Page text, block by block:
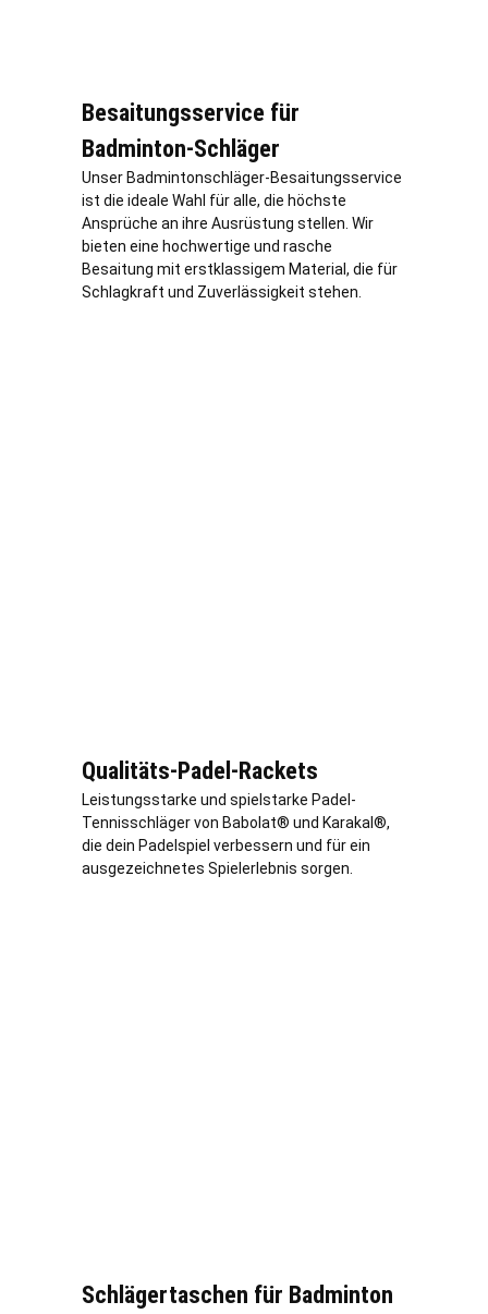
Besaitungsservice für
Badminton-Schläger
Unser Badmintonschläger-Besaitungsservice
ist die ideale Wahl für alle, die höchste
Ansprüche an ihre Ausrüstung stellen. Wir
bieten eine hochwertige und rasche
Besaitung mit erstklassigem Material, die für
Schlagkraft und Zuverlässigkeit stehen.
Qualitäts-Padel-Rackets
Leistungsstarke und spielstarke Padel-
Tennisschläger von Babolat® und Karakal®,
die dein Padelspiel verbessern und für ein
ausgezeichnetes Spielerlebnis sorgen.
Schlägertaschen für Badminton